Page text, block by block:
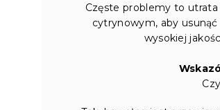
Częste problemy to utrata
cytrynowym, aby
wysokiej